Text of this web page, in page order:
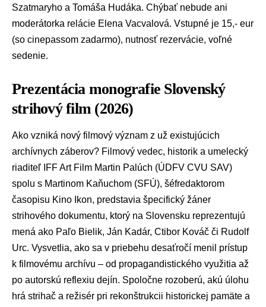
Szatmaryho a Tomáša Hudáka. Chýbať nebude ani
moderátorka relácie Elena Vacvalová. Vstupné je 15,- eur
(so cinepassom zadarmo), nutnosť rezervácie, voľné
sedenie.
Prezentácia monografie Slovenský
strihový film (2026)
Ako vzniká nový filmový význam z už existujúcich
archívnych záberov? Filmový vedec, historik a umelecký
riaditeľ IFF Art Film Martin Palúch (ÚDFV CVU SAV)
spolu s Martinom Kaňuchom (SFÚ), šéfredaktorom
časopisu Kino Ikon, predstavia špecifický žáner
strihového dokumentu, ktorý na Slovensku reprezentujú
mená ako Paľo Bielik, Ján Kadár, Ctibor Kováč či Rudolf
Urc. Vysvetlia, ako sa v priebehu desaťročí menil prístup
k filmovému archívu – od propagandistického využitia až
po autorskú reflexiu dejín. Spoločne rozoberú, akú úlohu
hrá strihač a režisér pri rekonštrukcii historickej pamäte a